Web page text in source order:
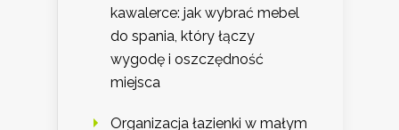
kawalerce: jak wybrać mebel
do spania, który łączy
wygodę i oszczędność
miejsca
Organizacja łazienki w małym